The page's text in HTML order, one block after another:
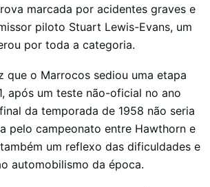
marcada por acidentes graves e
piloto Stuart Lewis-Evans, um
por toda a categoria.
que o Marrocos sediou uma etapa
após um teste não-oficial no ano
da temporada de 1958 não seria
pelo campeonato entre Hawthorn e
um reflexo das dificuldades e
automobilismo da época.